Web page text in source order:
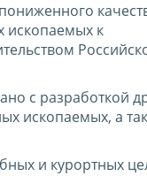
ископаемых к
с разработкой
ископаемых, а
и курортных